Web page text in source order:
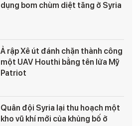
dụng bom chùm diệt tăng ở Syria
Ả rập Xê út đánh chặn thành công
một UAV Houthi bằng tên lửa Mỹ
Patriot
Quân đội Syria lại thu hoạch một
kho vũ khí mới của khủng bố ở